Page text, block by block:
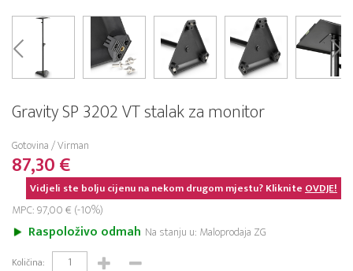
Gravity SP 3202 VT stalak za monitor
Gotovina / Virman
87,30 €
Vidjeli ste bolju cijenu na nekom drugom mjestu? KlikniteOVDJE!
MPC: 97,00 € (-10%)
Raspoloživo odmah Na stanju u: Maloprodaja ZG
Količina: